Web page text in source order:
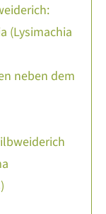
(Lysimachia
neben dem